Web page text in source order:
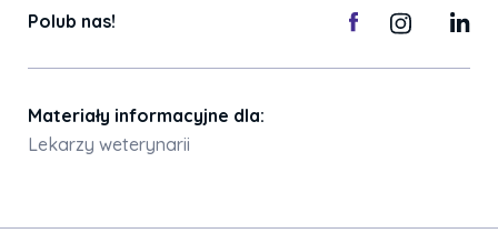
Polub nas!
Materiały informacyjne dla:
Lekarzy weterynarii